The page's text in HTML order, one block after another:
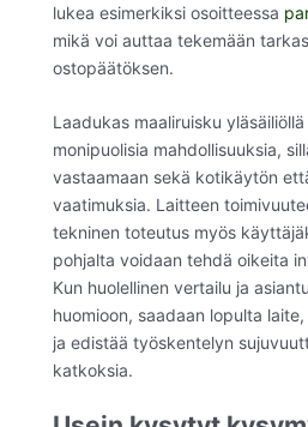
lukea esimerkiksi osoitteessa
mikä voi auttaa tekemään
ostopäätöksen.
Laadukas maaliruisku
monipuolisia mahdollisuuksia,
vastaamaan sekä kotikäytön
vaatimuksia. Laitteen
tekninen toteutus myös
pohjalta voidaan tehdä oikeita
Kun huolellinen vertailu ja
huomioon, saadaan lopulta
ja edistää työskentelyn
katkoksia.